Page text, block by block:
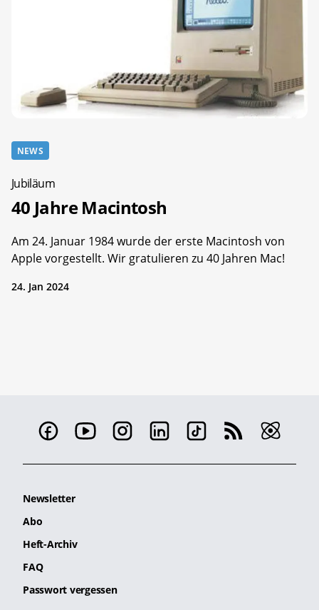
NEWS
Jubiläum
40 Jahre Macintosh
Am 24. Januar 1984 wurde der erste Macintosh von
Apple vorgestellt. Wir gratulieren zu 40 Jahren Mac!
24. Jan 2024
Newsletter
Abo
Heft-Archiv
FAQ
Passwort vergessen